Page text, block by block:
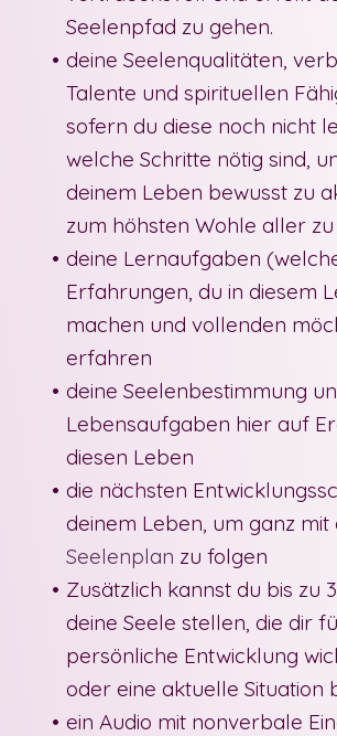
Seelenpfad zu gehen.
deineSeelenqualitäten,
Talente und spirituellen
sofern du diese noch nicht
welche Schritte nötig sind,
deinem Leben bewusst zu
zum höhsten Wohle aller zu
deine Lernaufgaben
Erfahrungen, du in diesem
machen und vollenden
erfahren
deine Seelenbestimmung
Lebensaufgaben hier auf
diesen Leben
die nächsten Entwicklungss
deinem Leben, um ganz mit
Seelenplan zu folgen
Zusätzlich kannst du bis zu
deine Seele stellen, die dir
persönliche Entwicklung
oder eine aktuelle Situation
ein Audio mit nonverbale